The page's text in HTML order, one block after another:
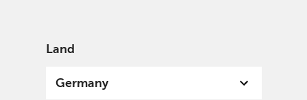
Land
Germany